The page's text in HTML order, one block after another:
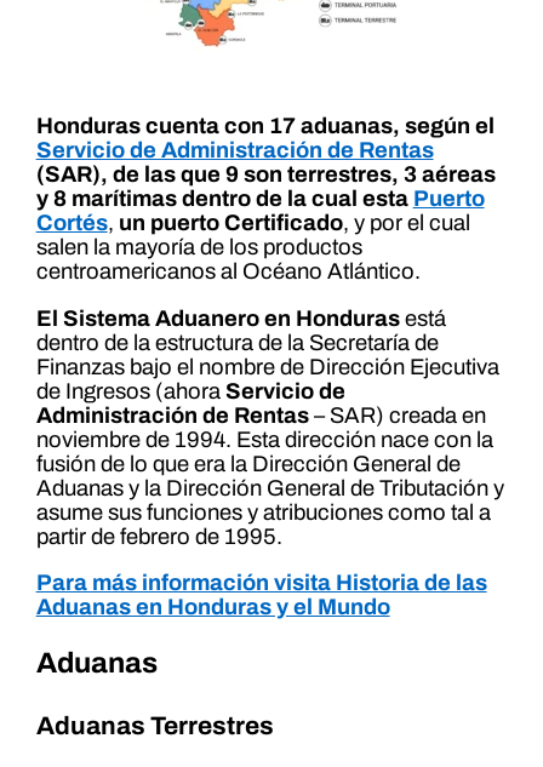
Honduras cuenta con 17 aduanas, según el
Servicio de Administración de Rentas
(SAR), de las que 9 son terrestres, 3 aéreas
y 8 marítimas dentro de la cual esta Puerto
Cortés, un puerto Certificado, y por el cual
salen la mayoría de los productos
centroamericanos al Océano Atlántico.
El Sistema Aduanero en Hondurasestá
dentro de la estructura de la Secretaría de
Finanzas bajo el nombre de Dirección Ejecutiva
de Ingresos (ahora Servicio de
Administración de Rentas– SAR) creada en
noviembre de 1994. Esta dirección nace con la
fusión de lo que era la Dirección General de
Aduanas y la Dirección General de Tributación y
asume sus funciones y atribuciones como tal a
partir de febrero de 1995.
Para más información visita Historia de las
Aduanas en Honduras y el Mundo
Aduanas
Aduanas Terrestres